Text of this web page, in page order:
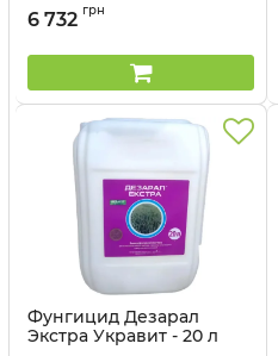
6 732 грн
Фунгицид Дезарал
Экстра Укравит - 20 л